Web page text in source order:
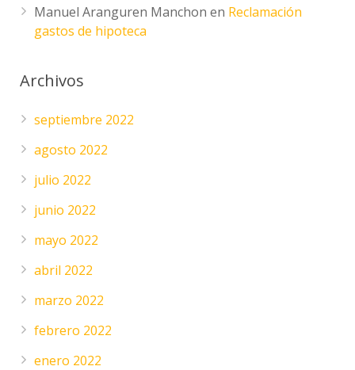
Manuel Aranguren Manchon en Reclamación
gastos de hipoteca
Archivos
septiembre 2022
agosto 2022
julio 2022
junio 2022
mayo 2022
abril 2022
marzo 2022
febrero 2022
enero 2022